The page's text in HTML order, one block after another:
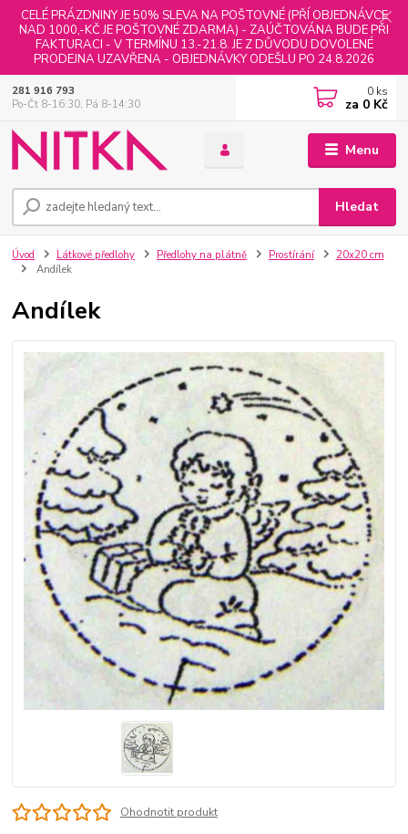
CELÉ PRÁZDNINY JE 50% SLEVA NA POŠTOVNÉ (PŘÍ OBJEDNÁVCE
NAD 1000,-KČ JE POŠTOVNÉ ZDARMA) - ZAÚČTOVÁNA BUDE PŘI
FAKTURACI - V TERMÍNU 13.-21.8. JE Z DŮVODU DOVOLENÉ
PRODEJNA UZAVŘENA - OBJEDNÁVKY ODEŠLU PO 24.8.2026
Menu
Hledat
281 916 793
Po-Čt 8-16:30, Pá 8-14:30
0 ks
za 0 Kč
Úvod Látkové předlohy Předlohy na plátně Prostírání
20x20 cm
Andílek
Andílek
Ohodnotit produkt